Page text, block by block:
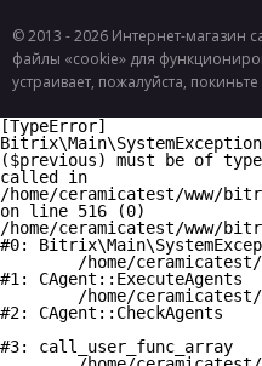
© 2013 - 2026 Интернет-магазин
файлы «cookie» для
устраивает, пожалуйста, покиньте
[TypeError]
($previous) must be of
called in
/home/ceramicatest/www/
on line 516 (0)
/home/ceramicatest/www/
#0:
#1: CAgent::ExecuteAgents
	/home/ceramicatest/www/bitrix/modules/main/classes/general/agent.php:357
#2: CAgent::CheckAgents
#3: call_user_func_array